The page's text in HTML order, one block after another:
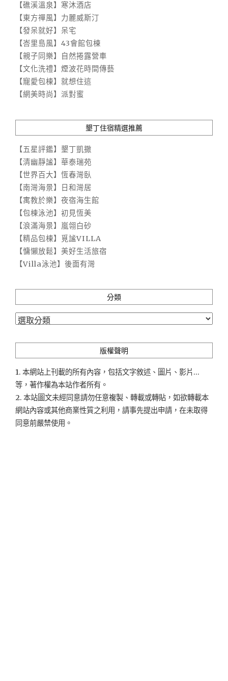
【礁溪溫泉】寒沐酒店
【東方禪風】力麗威斯汀
【發呆就好】呆宅
【峇里島風】43會館包棟
【親子同樂】自然捲露營車
【文化洗禮】煙波花時間傳藝
【寵愛包棟】就想住這
【網美時尚】派對蜜
墾丁住宿精選推薦
【五星評鑑】墾丁凱撒
【清幽靜謐】華泰瑞苑
【世界百大】恆春灣臥
【南灣海景】日和灣居
【寓教於樂】夜宿海生館
【包棟泳池】初見恆美
【浪滿海景】嵐翎白砂
【精品包棟】覓謐VILLA
【慵懶放鬆】美好生活旅宿
【Villa泳池】後面有灣
分類
分
版權聲明
1. 本網站上刊載的所有內容，包括文字敘述、圖片、影片...
等，著作權為本站作者所有。
2. 本站圖文未經同意請勿任意複製、轉載或轉貼，如欲轉載本
網站內容或其他商業性質之利用，請事先提出申請，在未取得
同意前嚴禁使用。